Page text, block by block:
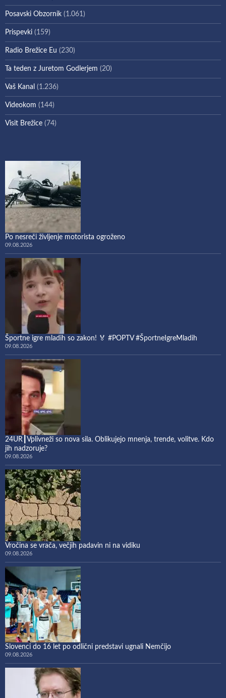
Posavski Obzornik (1.061)
Prispevki (159)
Radio Brežice Eu (230)
Ta teden z Juretom Godlerjem (20)
Vaš Kanal (1.236)
Videokom (144)
Visit Brežice (74)
Po nesreči življenje motorista ogroženo
09.08.2026
Športne igre mladih so zakon! 🏅 #POPTV #ŠportneIgreMladih
09.08.2026
24UR┃Vplivneži so nova sila. Oblikujejo mnenja, trende, volitve. Kdo
jih nadzoruje?
09.08.2026
Vročina se vrača, večjih padavin ni na vidiku
09.08.2026
Slovenci do 16 let po odlični predstavi ugnali Nemčijo
09.08.2026